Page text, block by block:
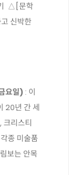
△[문학
신박한
요일) : 이
년 간 세
리스티
종 미술품
보는 안목